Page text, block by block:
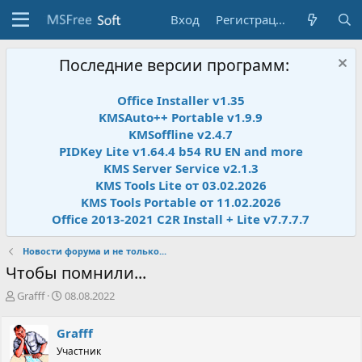
Вход Регистрация
Последние версии программ:
Office Installer v1.35
KMSAuto++ Portable v1.9.9
KMSoffline v2.4.7
PIDKey Lite v1.64.4 b54 RU EN and more
KMS Server Service v2.1.3
KMS Tools Lite от 03.02.2026
KMS Tools Portable от 11.02.2026
Office 2013-2021 C2R Install + Lite v7.7.7.7
Новости форума и не только...
Чтобы помнили...
А
т
о
р
Grafff
Д
а
н
08.08.2022
Grafff
Участник